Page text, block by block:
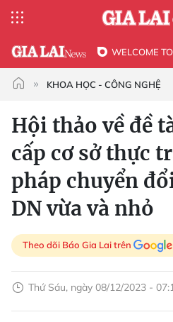
WELCOME
KHOA HỌC - CÔNG NGHỆ
Hội thảo về đề
cấp cơ sở thực
pháp chuyển
DN vừa và nhỏ
Theo dõi Báo Gia Lai trên
Thứ Sáu, ngày 08/12/2023 -